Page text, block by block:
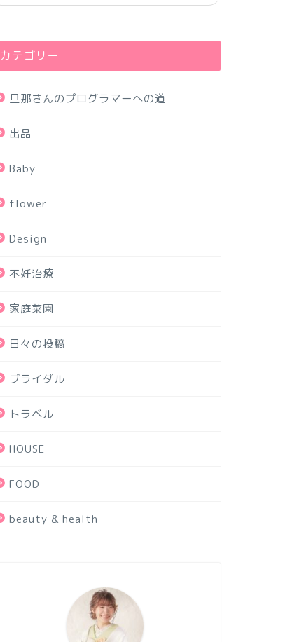
カテゴリー
旦那さんのプログラマーへの道
出品
Baby
flower
Design
不妊治療
家庭菜園
日々の投稿
ブライダル
トラベル
HOUSE
FOOD
beauty & health